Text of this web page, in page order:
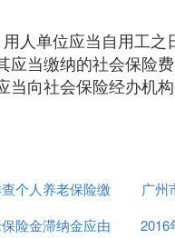
人单位应当自用工
当缴纳的社会保险
向社会保险经办机
个人养老保险缴
费情况
广州
险金滞纳金应由
2016